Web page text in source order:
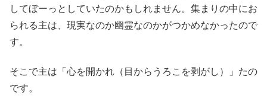
してぼーっとしていたのかもしれません。集まりの中にお
られる主は、現実なのか幽霊なのかがつかめなかったので
す。
そこで主は「心を開かれ（目からうろこを剥がし）」たの
です。